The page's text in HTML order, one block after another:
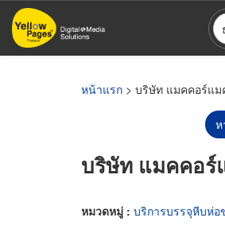
ข้าม
ไป
หน้าแรก > บริษัท แมคคอร์แ
ห
บริษัท แมคคอร์
หมวดหมู่ : บริการบรรจุหีบห่